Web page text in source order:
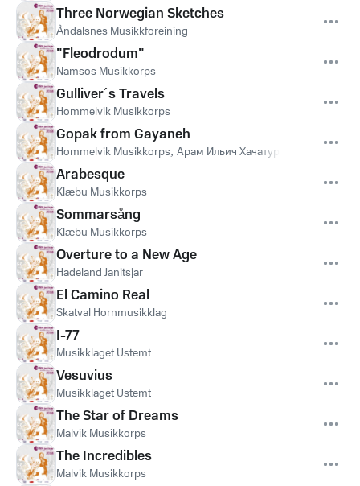
Three Norwegian Sketches
Åndalsnes Musikkforeining
"Fleodrodum"
Namsos Musikkorps
Gulliver´s Travels
Hommelvik Musikkorps
Gopak from Gayaneh
Hommelvik Musikkorps, Арам Ильич Хачатурян
Arabesque
Klæbu Musikkorps
Sommarsång
Klæbu Musikkorps
Overture to a New Age
Hadeland Janitsjar
El Camino Real
Skatval Hornmusikklag
I-77
Musikklaget Ustemt
Vesuvius
Musikklaget Ustemt
The Star of Dreams
Malvik Musikkorps
The Incredibles
Malvik Musikkorps